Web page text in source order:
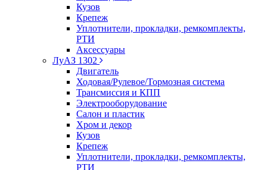
Кузов
Крепеж
Уплотнители, прокладки, ремкомплекты,
РТИ
Аксессуары
ЛуАЗ 1302
Двигатель
Ходовая/Рулевое/Тормозная система
Трансмиссия и КПП
Электрооборудование
Салон и пластик
Хром и декор
Кузов
Крепеж
Уплотнители, прокладки, ремкомплекты,
РТИ